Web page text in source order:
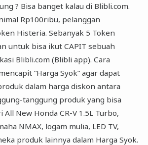
? Bisa banget kalau di Blibli.com.
Rp100ribu, pelanggan
Histeria. Sebanyak 5 Token
untuk bisa ikut CAPIT sebuah
Blibli.com (Blibli app). Cara
“Harga Syok” agar dapat
dalam harga diskon antara
tanggung produk yang bisa
New Honda CR-V 1.5L Turbo,
NMAX, logam mulia, LED TV,
produk lainnya dalam Harga Syok.